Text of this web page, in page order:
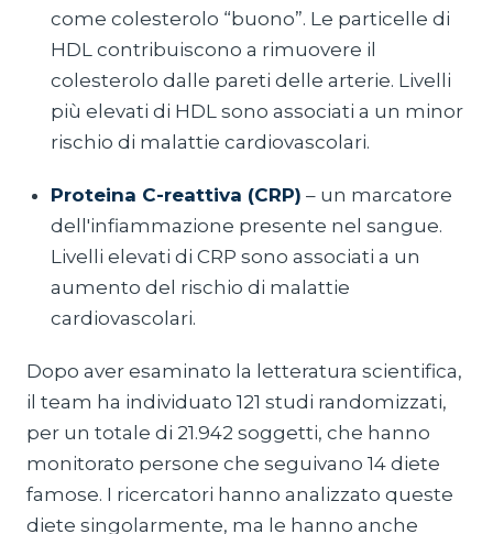
come colesterolo “buono”. Le particelle di
HDL contribuiscono a rimuovere il
colesterolo dalle pareti delle arterie. Livelli
più elevati di HDL sono associati a un minor
rischio di malattie cardiovascolari.
Proteina C-reattiva (CRP) – un marcatore
dell'infiammazione presente nel sangue.
Livelli elevati di CRP sono associati a un
aumento del rischio di malattie
cardiovascolari.
Dopo aver esaminato la letteratura scientifica,
il team ha individuato 121 studi randomizzati,
per un totale di 21.942 soggetti, che hanno
monitorato persone che seguivano 14 diete
famose. I ricercatori hanno analizzato queste
diete singolarmente, ma le hanno anche